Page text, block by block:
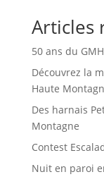
Articles
50 ans du
Découvrez la
Haute
Des harnais
Montagne
Contest
Nuit en paroi